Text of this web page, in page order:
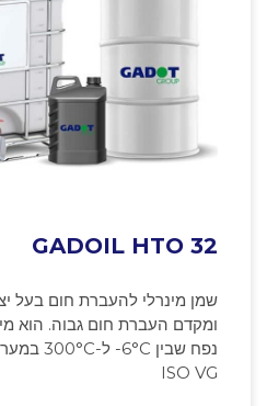
GADOIL HTO 32
שמן מינרלי להעברת חום בעל
ומקדם העברת חום גבוה. הוא
ISO VG